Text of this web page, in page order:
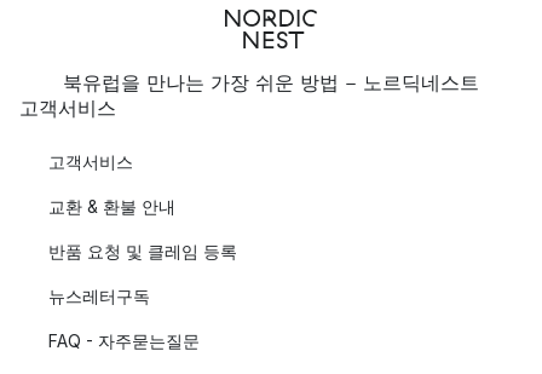
북유럽을 만나는 가장 쉬운 방법 - 노르딕네스트
고객서비스
고객서비스
교환 & 환불 안내
반품 요청 및 클레임 등록
뉴스레터구독
FAQ - 자주묻는질문